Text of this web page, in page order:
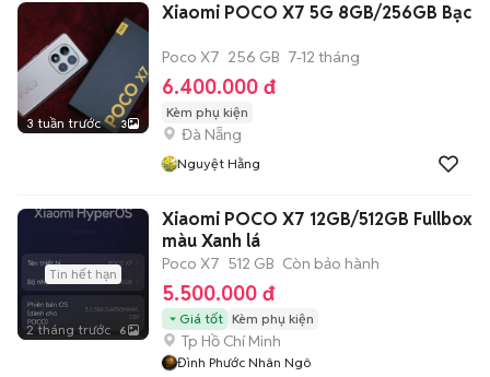
3 tuần trước 3
Xiaomi POCO X7 5G 8GB/256GB Bạc
Poco X7 256 GB 7-12 tháng
6.400.000 đ
Kèm phụ kiện
Đà Nẵng
Nguyệt Hằng
Tin hết hạn
2 tháng trước 6
Xiaomi POCO X7 12GB/512GB Fullbox
màu Xanh lá
Poco X7 512 GB Còn bảo hành
5.500.000 đ
Giá tốt Kèm phụ kiện
Tp Hồ Chí Minh
Đình Phước Nhân Ngô